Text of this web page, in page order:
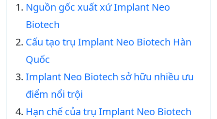
Nguồn gốc xuất xứ Implant Neo
Biotech
Cấu tạo trụ Implant Neo Biotech Hàn
Quốc
Implant Neo Biotech sở hữu nhiều ưu
điểm nổi trội
Hạn chế của trụ Implant Neo Biotech